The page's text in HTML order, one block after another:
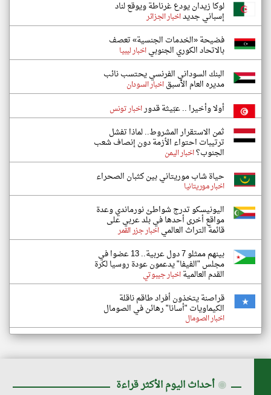
لوكا زيدان يودع غرناطة ويوقع لناد
إسباني جديداخبار الجزائر
فضيحة «الخدمات الجنسية» تعصف
بالاتحاد الكوري الجنوبياخبار ليبيا
البنك السوداني الفرنسي يحتسب نائب
مديره العام الأسبقاخبار السودان
أولا وأخيرا .. عبّيثة قدوراخبار تونس
ثمن الاستقرار المشروط.. لماذا تفشل
ترتيبات احتواء الأزمة دون إنصاف شعب
الجنوب؟اخبار اليمن
حياة شاب موريتاني بين كثبان الصحراء
اخبار موريتانيا
اليونيسكو تدرج شواطئ نورماندي وعدة
مواقع أخرى أحدها في بلد عربي على
قائمة التراث العالمياخبار جزر القمر
بينهم ممثلو 7 دول عربية.. 13 عضوا في
مجلس "الفيفا" يدعمون عودة روسيا لكرة
القدم العالميةاخبار جيبوتي
قراصنة يتخذون أفراد طاقم ناقلة
الكيماويات "أسانا" رهائن في الصومال
اخبار الصومال
◉ أحداث اليوم الأكثر قراءة